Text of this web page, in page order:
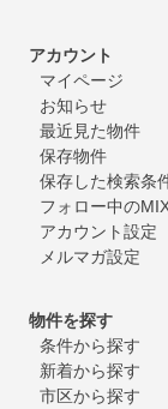
アカウント
マイページ
お知らせ
最近見た物件
保存物件
保存した検索条
フォロー中の
アカウント設定
メルマガ設定
物件を探す
条件から探す
新着から探す
市区から探す